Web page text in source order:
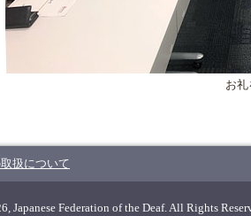
お
扱について
Japanese Federation of the Deaf. All Rights